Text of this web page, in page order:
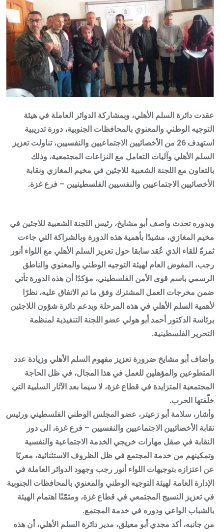
عقدت دائرة السلم الأهلي، وبمشاركة الدوائر العاملة في هيئة
التوجيه الوطني والمعنوي بالمحافظات الجنوبية، دورة تدريبية
استهدف 26 من الأخصائيين الاجتماعيين والنفسيين، تناولت تعزيز
السلم الأهلي وآليات التعامل مع النزاعات المجتمعية، وذلك
بالتعاون مع اللجنة الشعبية للاجئين في مخيم المغازي ونقابة
الأخصائيين الاجتماعيين والنفسيين الفلسطينيين – فرع غزة.
وبدوره تحدث واصف أبو مشايخ، رئيس اللجنة الشعبية للاجئين في
مخيم المغازي، مشيدًا بأهمية هذه الدورة وبالشراكة التي جاءت
ثمرةً للقاء الذي عُقد سابقا حول تعزيز السلم الأهلي مع اللواء أنور
رجب، المفوض العام لهيئة التوجيه الوطني والمعنوي والناطق
الرسمي باسم قوى الأمن الفلسطيني، مؤكدًا أن هذه الدورة تأتي
ضمن مخرجات العمل المشترك وفق ما تم الاتفاق عليه، نظرًا
لأهمية السلم الأهلي في هذه المرحلة وبدعم دائرة شؤون اللاجئين
برئاسة الدكتور أحمد أبو هولي عضو اللجنة التنفيذية لمنظمة
التحرير الفلسطينية.
وأضاف أبو مشايخ ضرورة تعزيز مفهوم السلم الأهلي وزيادة عدد
المتطوعين والمؤهلين للعمل في هذا المجال، في ظل الحاجة
المجتمعية المتزايدة في قطاع غزة، لا سيما بعد الآثار السلبية التي
خلّفتها الحرب.
وأشار، سلامة أبو زعيتر، عضو المجلس الوطني الفلسطيني ورئيس
نقابة الأخصائيين الاجتماعيين والنفسيين – فرع غزة، الى دور
النقابة في صقل مهارات خريجي الخدمة الاجتماعية والنفسية
وتمكينهم من خدمة المجتمع في ظل الظروف الاستثنائية، معربًا
عن اعتزازه بتوجيهات اللواء أنور رجب وجهود الدوائر العاملة في
الإدارة العامة لهيئة التوجيه الوطني والمعنوي بالمحافظات الجنوبية
في تعزيز النسيج المجتمعي في قطاع غزة، ومثمّنًا اهتمام الهيئة
بالشباب الواعي ودوره في خدمة المجتمع.
من جانبه، أكد مجدي أبو معيلق، مدير دائرة السلم الأهلي، أن هذه